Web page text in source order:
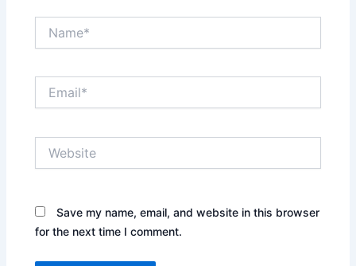
Save my name, email, and website in this browser
for the next time I comment.